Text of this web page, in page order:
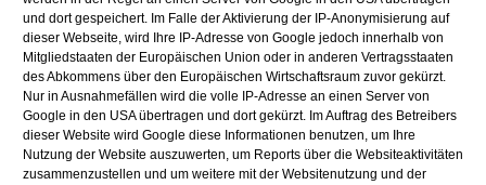
und dort gespeichert. Im Falle der Aktivierung der IP-Anonymisierung auf
dieser Webseite, wird Ihre IP-Adresse von Google jedoch innerhalb von
Mitgliedstaaten der Europäischen Union oder in anderen Vertragsstaaten
des Abkommens über den Europäischen Wirtschaftsraum zuvor gekürzt.
Nur in Ausnahmefällen wird die volle IP-Adresse an einen Server von
Google in den USA übertragen und dort gekürzt. Im Auftrag des Betreibers
dieser Website wird Google diese Informationen benutzen, um Ihre
Nutzung der Website auszuwerten, um Reports über die Websiteaktivitäten
zusammenzustellen und um weitere mit der Websitenutzung und der